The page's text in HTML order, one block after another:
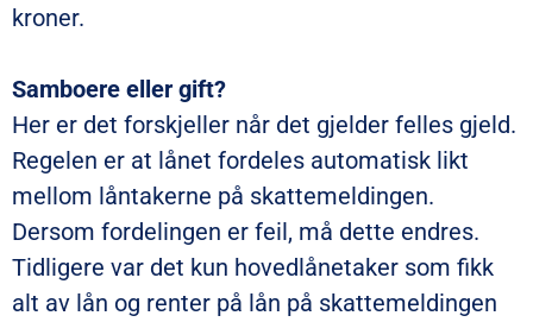
kroner.
Samboere eller gift?
Her er det forskjeller når det gjelder felles gjeld.
Regelen er at lånet fordeles automatisk likt
mellom låntakerne på skattemeldingen.
Dersom fordelingen er feil, må dette endres.
Tidligere var det kun hovedlånetaker som fikk
alt av lån og renter på lån på skattemeldingen